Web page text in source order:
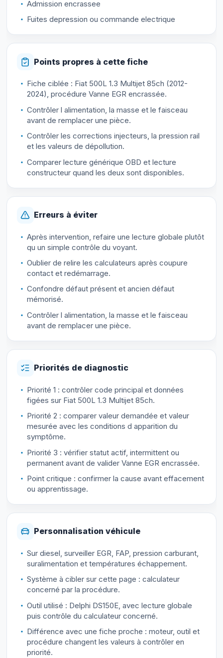
Admission encrassee
Fuites depression ou commande electrique
Points propres à cette fiche
Fiche ciblée : Fiat 500L 1.3 Multijet 85ch (2012-
2024), procédure Vanne EGR encrassée.
Contrôler l alimentation, la masse et le faisceau
avant de remplacer une pièce.
Contrôler les corrections injecteurs, la pression rail
et les valeurs de dépollution.
Comparer lecture générique OBD et lecture
constructeur quand les deux sont disponibles.
Erreurs à éviter
Après intervention, refaire une lecture globale plutôt
qu un simple contrôle du voyant.
Oublier de relire les calculateurs après coupure
contact et redémarrage.
Confondre défaut présent et ancien défaut
mémorisé.
Contrôler l alimentation, la masse et le faisceau
avant de remplacer une pièce.
Priorités de diagnostic
Priorité 1 : contrôler code principal et données
figées sur Fiat 500L 1.3 Multijet 85ch.
Priorité 2 : comparer valeur demandée et valeur
mesurée avec les conditions d apparition du
symptôme.
Priorité 3 : vérifier statut actif, intermittent ou
permanent avant de valider Vanne EGR encrassée.
Point critique : confirmer la cause avant effacement
ou apprentissage.
Personnalisation véhicule
Sur diesel, surveiller EGR, FAP, pression carburant,
suralimentation et températures échappement.
Système à cibler sur cette page : calculateur
concerné par la procédure.
Outil utilisé : Delphi DS150E, avec lecture globale
puis contrôle du calculateur concerné.
Différence avec une fiche proche : moteur, outil et
procédure changent les valeurs à contrôler en
priorité.